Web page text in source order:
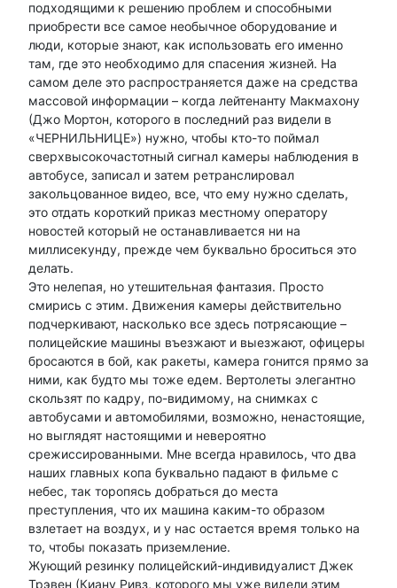
подходящими к решению проблем и способными
приобрести все самое необычное оборудование и
люди, которые знают, как использовать его именно
там, где это необходимо для спасения жизней. На
самом деле это распространяется даже на средства
массовой информации – когда лейтенанту Макмахону
(Джо Мортон, которого в последний раз видели в
«ЧЕРНИЛЬНИЦЕ») нужно, чтобы кто-то поймал
сверхвысокочастотный сигнал камеры наблюдения в
автобусе, записал и затем ретранслировал
закольцованное видео, все, что ему нужно сделать,
это отдать короткий приказ местному оператору
новостей который не останавливается ни на
миллисекунду, прежде чем буквально броситься это
делать.
Это нелепая, но утешительная фантазия. Просто
смирись с этим. Движения камеры действительно
подчеркивают, насколько все здесь потрясающие –
полицейские машины въезжают и выезжают, офицеры
бросаются в бой, как ракеты, камера гонится прямо за
ними, как будто мы тоже едем. Вертолеты элегантно
скользят по кадру, по-видимому, на снимках с
автобусами и автомобилями, возможно, ненастоящие,
но выглядят настоящими и невероятно
срежиссированными. Мне всегда нравилось, что два
наших главных копа буквально падают в фильме с
небес, так торопясь добраться до места
преступления, что их машина каким-то образом
взлетает на воздух, и у нас остается время только на
то, чтобы показать приземление.
Жующий резинку полицейский-индивидуалист Джек
Трэвен (Киану Ривз, которого мы уже видели этим